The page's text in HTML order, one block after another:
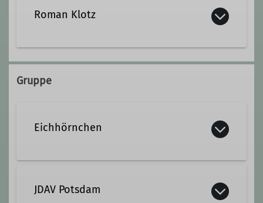
potsdam.de
Qualifikationen
Ämter
Jugendleiter/-in
Roman Klotz
Roman.Klotz@dav-potsdam.de
Gruppe
Eichhörnchen
Training mittwochs, Alter 9 - 16 Jahre
JDAV Potsdam